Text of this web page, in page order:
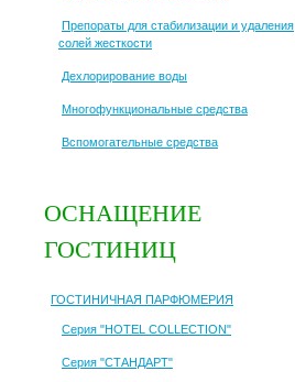
Препораты для стабилизации и удаления
солей жесткости
Дехлорирование воды
Многофункциональные средства
Вспомогательные средства
ОСНАЩЕНИЕ
ГОСТИНИЦ
ГОСТИНИЧНАЯ ПАРФЮМЕРИЯ
Серия "HOTEL COLLECTION"
Серия "СТАНДАРТ"